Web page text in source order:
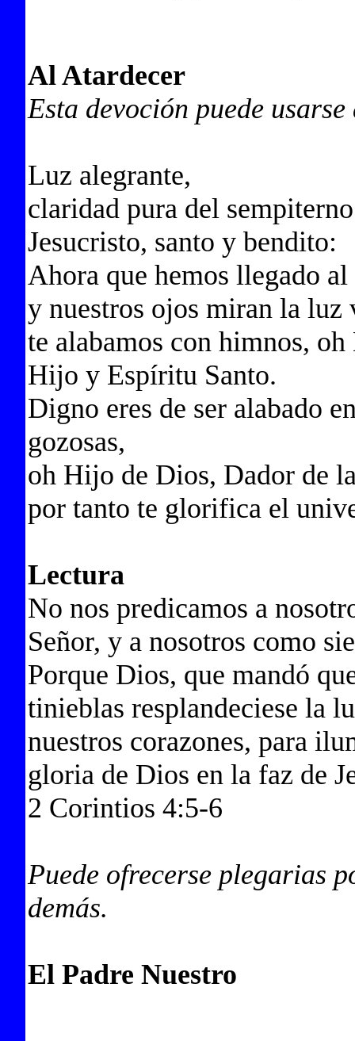
Al Atardecer
Esta devoción puede
Luz alegrante,
claridad pura del
Jesucristo, santo y bendito:
Ahora que hemos llegado
y nuestros ojos miran la luz
te alabamos con himnos,
Hijo y Espíritu Santo.
Digno eres de ser alabado
gozosas,
oh Hijo de Dios, Dador de
por tanto te glorifica el
Lectura
No nos predicamos a
Señor, y a nosotros como
Porque Dios, que mandó
tinieblas resplandeciese la
nuestros corazones, para
gloria de Dios en la faz de
2 Corintios 4:5-6
Puede ofrecerse plegarias
demás.
El Padre Nuestro